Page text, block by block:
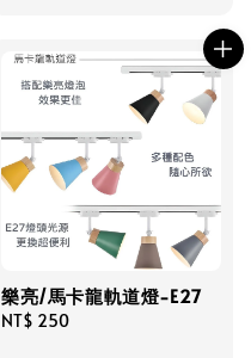
樂亮/馬卡龍軌道燈-E27
Regular
NT$ 250